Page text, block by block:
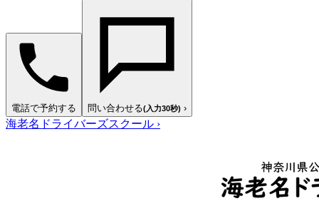
電話で予約する 問い合わせる(入力30秒) ›
海老名ドライバーズスクール ›